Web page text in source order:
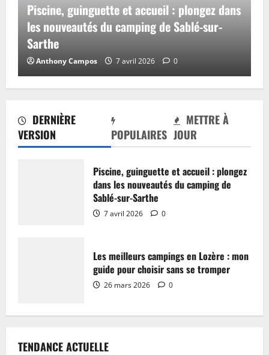
DERNIÈRE
VERSION
POPULAIRES
METTRE À
JOUR
Piscine, guinguette et accueil : plongez
dans les nouveautés du camping de
Sablé-sur-Sarthe
7 avril 2026 0
Les meilleurs campings en Lozère : mon
guide pour choisir sans se tromper
26 mars 2026 0
Piscine, guinguette et accueil : plongez dans
les nouveautés du camping de Sablé-sur-
Sarthe
Anthony Campos 7 avril 2026 0
TENDANCE ACTUELLE